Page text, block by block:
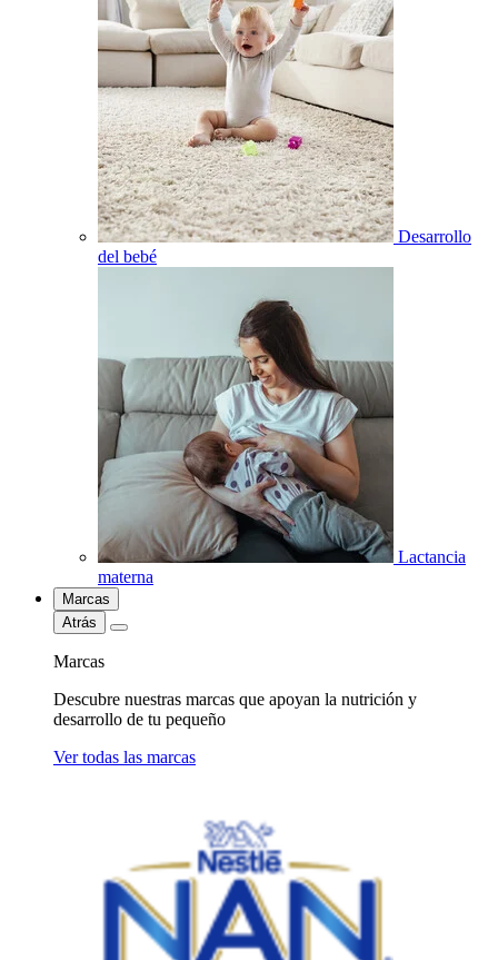
Desarrollo
del bebé
Lactancia
materna
Marcas
Atrás
Marcas
Descubre nuestras marcas que apoyan la nutrición y
desarrollo de tu pequeño
Ver todas las marcas